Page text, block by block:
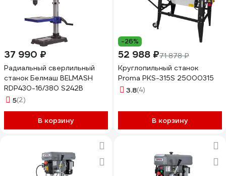
37 990 ₽
Радиальный сверлильный
станок Белмаш BELMASH
RDP430-16/380 S242B
5(2)
В корзину
-26%
52 988 ₽71 878 ₽
Круглопильный станок
Proma PKS-315S 25000315
3.8(4)
В корзину